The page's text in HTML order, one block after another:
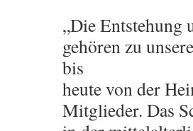
„Die Entstehung
ge­hören zu
bis
heute von der
Mitglieder. Das